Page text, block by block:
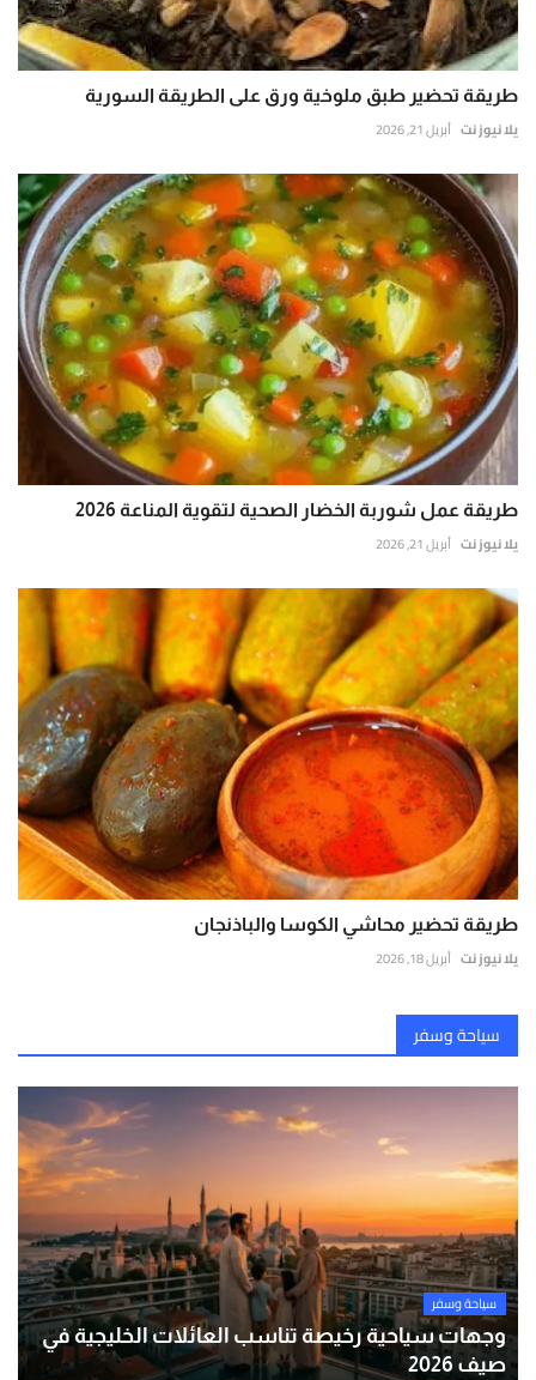
طريقة تحضير طبق ملوخية ورق على الطريقة السورية
يلا نيوز نت أبريل 21, 2026
طريقة عمل شوربة الخضار الصحية لتقوية المناعة 2026
يلا نيوز نت أبريل 21, 2026
طريقة تحضير محاشي الكوسا والباذنجان
يلا نيوز نت أبريل 18, 2026
سياحة وسفر
سياحة وسفر
وجهات سياحية رخيصة تناسب العائلات الخليجية في
صيف 2026